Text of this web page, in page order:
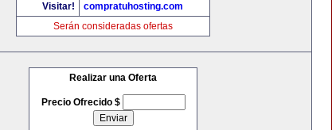
Visitar!
compratuhosting.com
Serán consideradas ofertas
Realizar una Oferta
Precio Ofrecido $